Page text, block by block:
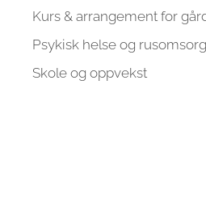
Kurs & arrangement for
Psykisk helse og rusomsorg
Skole og oppvekst